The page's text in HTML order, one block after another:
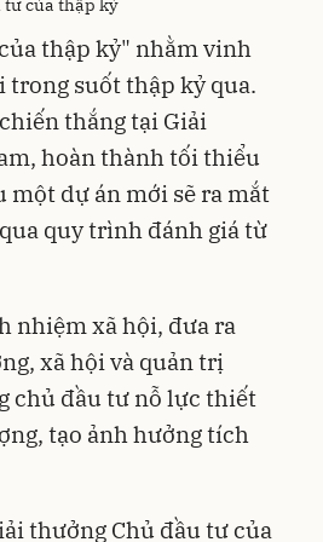
của thập kỷ
thập kỷ" nhằm vinh
trong suốt thập kỷ qua.
thắng tại Giải
hoàn thành tối thiểu
một dự án mới sẽ ra mắt
quy trình đánh giá từ
nhiệm xã hội, đưa ra
xã hội và quản trị
chủ đầu tư nỗ lực thiết
tạo ảnh hưởng tích
thưởng Chủ đầu tư của